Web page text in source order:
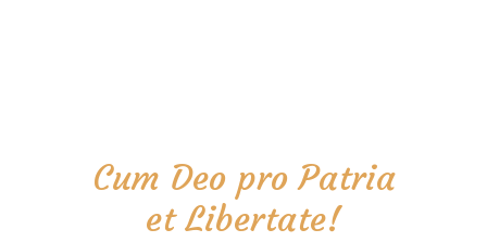
Cum Deo pro Patria
et Libertate!